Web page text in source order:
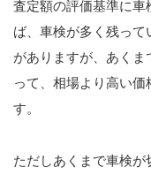
査定額の評価基準に
ば、車検が多く残っ
がありますが、あく
って、相場より高い
す。
ただしあくまで車検